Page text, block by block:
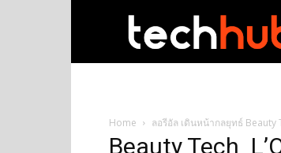
Home ลอรีอัล เดินหน้ากลยุทธ์
Beauty